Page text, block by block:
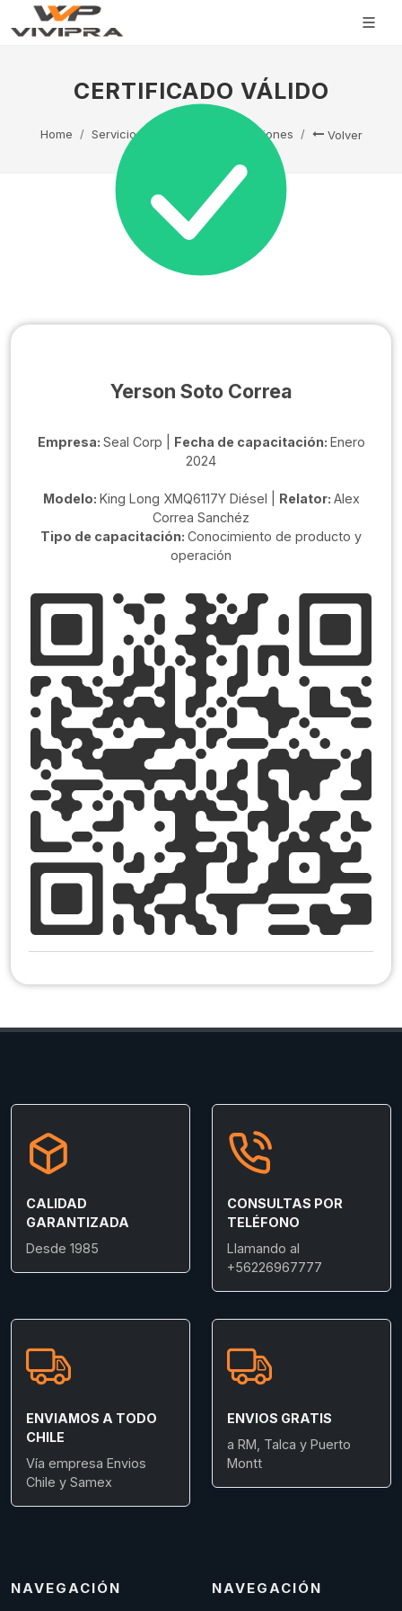
CERTIFICADO VÁLIDO
Home Servicio Técnico Capacitaciones Volver
Yerson Soto Correa
Empresa: Seal Corp | Fecha de capacitación: Enero
2024
Modelo: King Long XMQ6117Y Diésel | Relator: Alex
Correa Sanchéz
Tipo de capacitación: Conocimiento de producto y
operación
CALIDAD
GARANTIZADA
Desde 1985
CONSULTAS POR
TELÉFONO
Llamando al
+56226967777
ENVIAMOS A TODO
CHILE
Vía empresa Envios
Chile y Samex
ENVIOS GRATIS
a RM, Talca y Puerto
Montt
NAVEGACIÓN NAVEGACIÓN